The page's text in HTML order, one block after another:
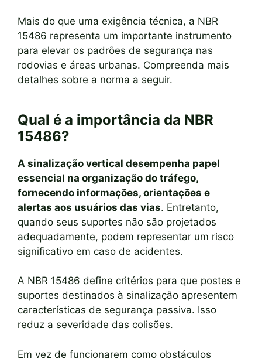
Mais do que uma exigência técnica, a NBR
15486 representa um importante instrumento
para elevar os padrões de segurança nas
rodovias e áreas urbanas. Compreenda mais
detalhes sobre a norma a seguir.
Qual é a importância da NBR
15486?
A sinalização vertical desempenha papel
essencial na organização do tráfego,
fornecendo informações, orientações e
alertas aos usuários das vias. Entretanto,
quando seus suportes não são projetados
adequadamente, podem representar um risco
significativo em caso de acidentes.
A NBR 15486 define critérios para que postes e
suportes destinados à sinalização apresentem
características de segurança passiva. Isso
reduz a severidade das colisões.
Em vez de funcionarem como obstáculos